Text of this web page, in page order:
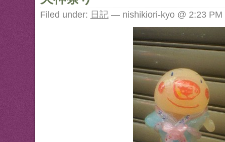
Filed under: 日記 — nishikiori-kyo @ 2:23 PM